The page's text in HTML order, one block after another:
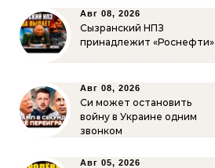
Авг 08, 2026
Сызранский НПЗ
принадлежит «Роснефти»
Авг 08, 2026
Си может остановить
войну в Украине одним
звонком
Авг 05, 2026